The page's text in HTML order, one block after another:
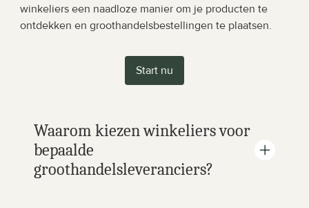
winkeliers een naadloze manier om je producten te
ontdekken en groothandelsbestellingen te plaatsen.
Start nu
Waarom kiezen winkeliers voor
bepaalde
groothandelsleveranciers?